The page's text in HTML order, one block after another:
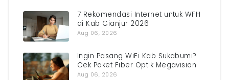
7 Rekomendasi Internet untuk WFH
di Kab Cianjur 2026
Aug 06, 2026
Ingin Pasang WiFi Kab Sukabumi?
Cek Paket Fiber Optik Megavision
Aug 06, 2026